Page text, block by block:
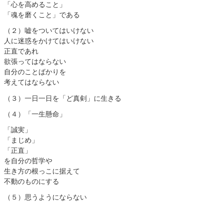
「心を高めること」
「魂を磨くこと」であるㅤ ㅤ
（２）ㅤ嘘をついてはいけない
人に迷惑をかけてはいけない
正直であれ
欲張ってはならない
自分のことばかりを
考えてはならないㅤ ㅤㅤ
（３）ㅤ一日一日を 「ど真剣」に生きるㅤ ㅤㅤ
（４）ㅤ「一生懸命」
「誠実」
「まじめ」
「正直」
を自分の哲学や
生き方の根っこに据えて
不動のものにするㅤ ㅤㅤ
（５）ㅤ思うようにならない